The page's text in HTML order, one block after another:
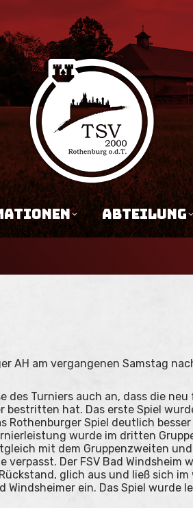
ABTEILUNG
AH am vergangenen Samstag
des Turniers auch an, dass die
bestritten hat. Das erste Spiel
Rothenburger Spiel deutlich
wurde im dritten
mit dem Gruppenzweiten
Der FSV Bad Windsheim
glich aus und ließ sich im
ein. Das Spiel wurde
INFORMATIONEN